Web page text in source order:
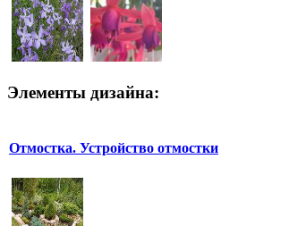
Элементы дизайна:
Отмостка. Устройство отмостки